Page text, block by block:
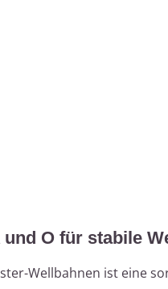
O für stabile
Wellbahnen ist eine